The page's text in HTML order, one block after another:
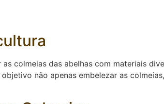
colmeias das abelhas com materiais
não apenas embelezar as